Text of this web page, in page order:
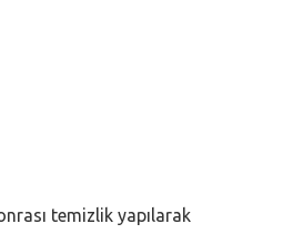
temizlik yapılarak